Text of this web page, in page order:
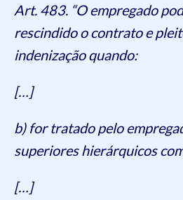
Art. 483. “O empregado
rescindido o contrato e
indenização quando:
[…]
b) for tratado pelo
superiores hierárquicos
[…]